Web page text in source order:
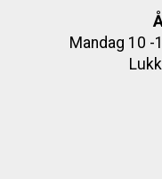
Mandag 10 -